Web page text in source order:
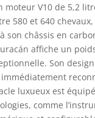
moteur V10 de 5,2
580 et 640
son châssis en
affiche un
Son
luxueux est
comme